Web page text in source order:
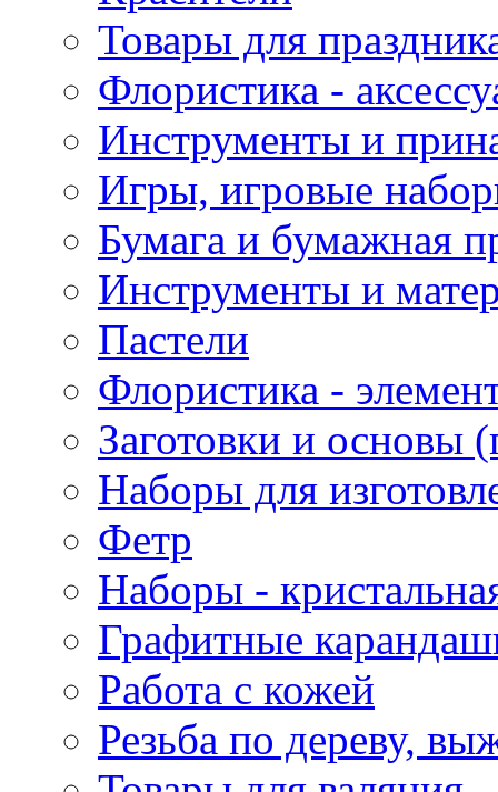
Товары для
Флористика -
Инструменты и
Игры, игровые
Бумага и бумажная
Инструменты и
Пастели
Флористика -
Заготовки и основы
Наборы для
Фетр
Наборы -
Графитные
Работа с кожей
Резьба по дереву,